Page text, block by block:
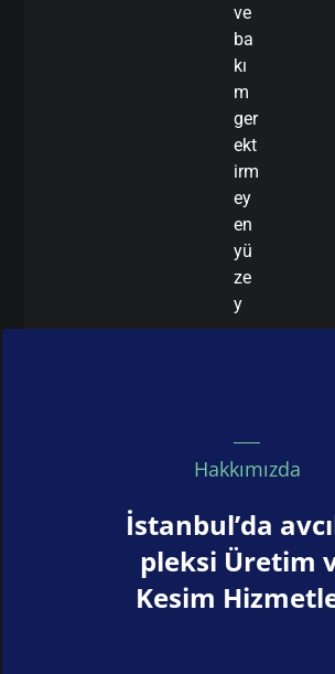
ve
ba
kı
m
ger
ekt
irm
ey
en
yü
ze
y
Hakkımızda
İstanbul’da
pleksi Üretim
Kesim